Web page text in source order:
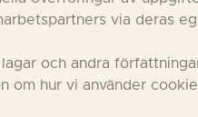
via deras
och andra
om hur vi använder